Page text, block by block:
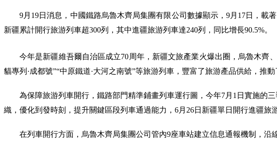
9月19日消息，中國鐵路烏魯木齊局集團有限公司數據顯示，9月17日，載
新疆累計開行旅游列車超300列，其中進疆旅游列車達240列，同比增長90.5%。
今年是新疆維吾爾自治區成立70周年，新疆文旅產業火爆出圈，烏魯木齊
貓專列·成都號”“中原鐵道·大河之南號”等旅游列車，豐富了旅游產品供給，推動
為保障旅游列車開行，鐵路部門精準鋪畫列車運行圖，今年7月1日實施的
織，優化到發時刻，提升關鍵區段列車通過能力，6月26日新疆單日開行進疆旅
在列車開行方面，烏魯木齊局集團公司管內9座車站建立信息通報機制，沿